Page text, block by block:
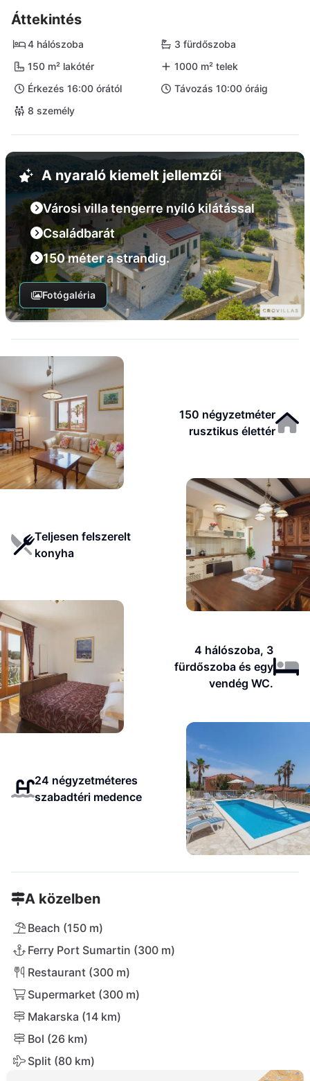
Áttekintés
4 hálószoba
3 fürdőszoba
150 m² lakótér
1000 m² telek
Érkezés 16:00 órától
Távozás 10:00 óráig
8 személy
A nyaraló kiemelt jellemzői
Városi villa tengerre nyíló kilátással
Családbarát
150 méter a strandig.
Fotógaléria
150 négyzetméter
rusztikus élettér
Teljesen felszerelt
konyha
4 hálószoba, 3
fürdőszoba és egy
vendég WC.
24 négyzetméteres
szabadtéri medence
A közelben
Beach (150 m)
Ferry Port Sumartin (300 m)
Restaurant (300 m)
Supermarket (300 m)
Makarska (14 km)
Bol (26 km)
Split (80 km)